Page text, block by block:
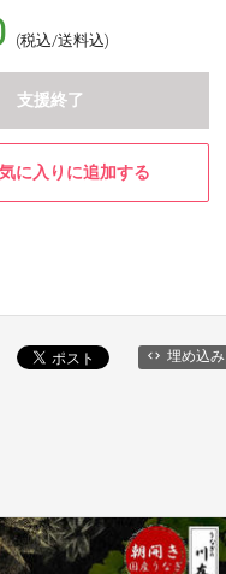
(税込/送料込)
支援終了
に入りに追加する
埋め込み